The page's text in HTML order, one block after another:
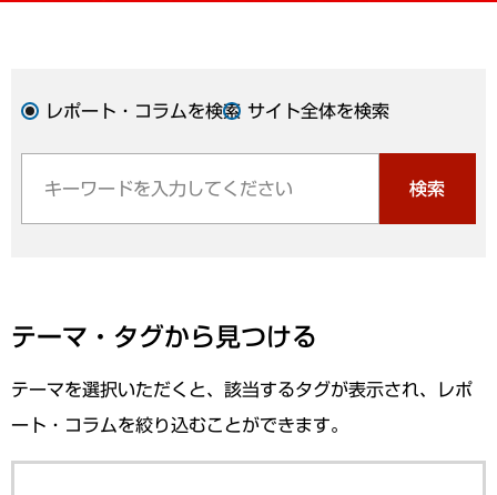
レポート・コラムを検索 サイト全体を検索
検索
テーマ・タグから見つける
テーマを選択いただくと、該当するタグが表示され、レポ
ート・コラムを絞り込むことができます。